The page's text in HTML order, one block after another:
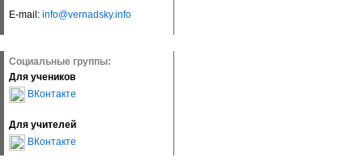
E-mail: info@vernadsky.info
Социальные группы:
Для учеников
ВКонтакте
Для учителей
ВКонтакте